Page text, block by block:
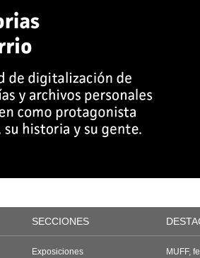
SECCIONES
Exposiciones
MUFF,